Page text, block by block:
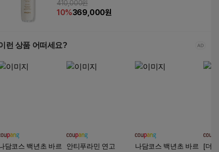
410,000원
10%369,000원
런 상품 어떠세요?
담코스 백년초 바르
안티푸라민 연고
나담코스 백년초 바르
[더